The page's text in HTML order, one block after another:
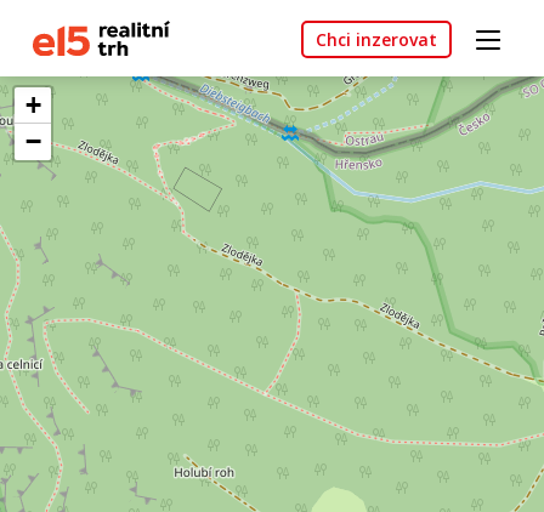
Chci inzerovat
+
−